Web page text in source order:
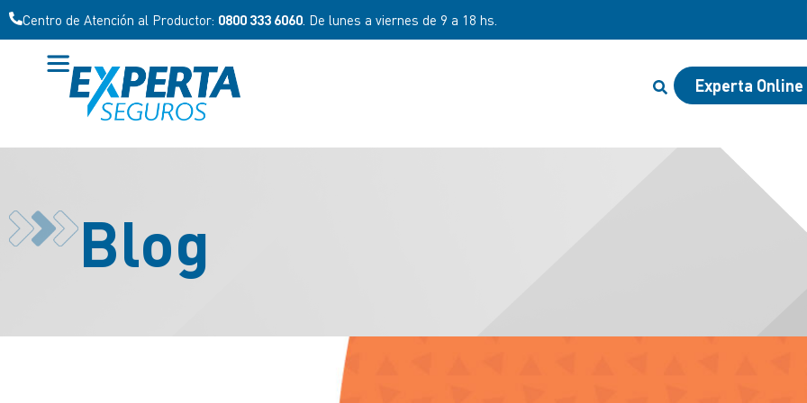
Centro de Atención al Productor: 0800 333 6060 . De lunes a viernes de 9 a 18 hs.
Experta Online
Blog